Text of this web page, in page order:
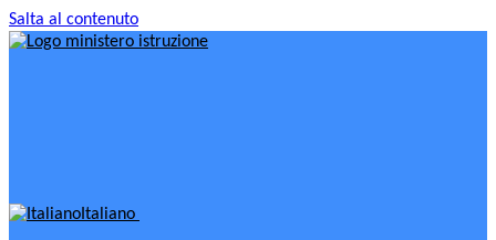
Salta al contenuto
Italiano